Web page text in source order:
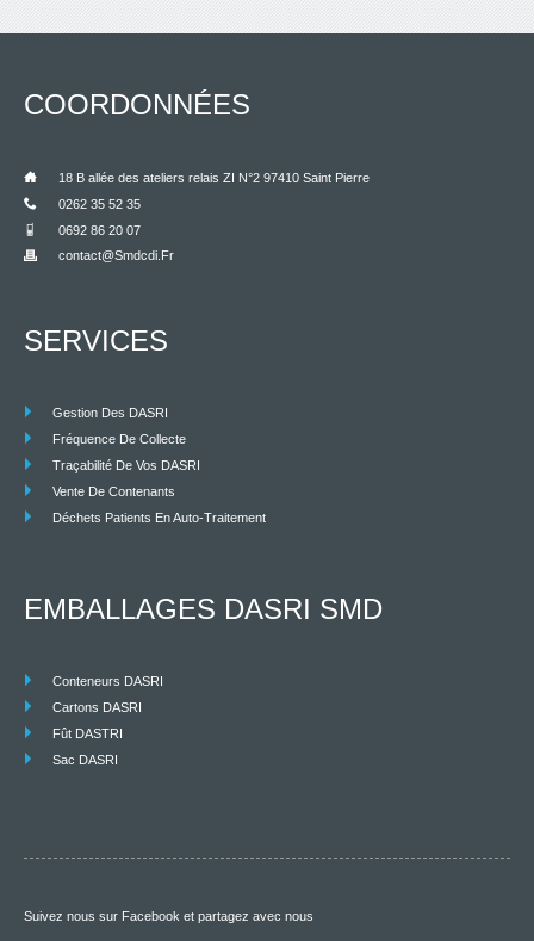
COORDONNÉES
18 B allée des ateliers relais ZI N°2 97410 Saint Pierre
0262 35 52 35
0692 86 20 07
Contact@smdcdi.fr
SERVICES
Gestion Des DASRI
Fréquence De Collecte
Traçabilité De Vos DASRI
Vente De Contenants
Déchets Patients En Auto-Traitement
EMBALLAGES DASRI SMD
Conteneurs DASRI
Cartons DASRI
Fût DASTRI
Sac DASRI
Suivez nous sur Facebook et partagez avec nous